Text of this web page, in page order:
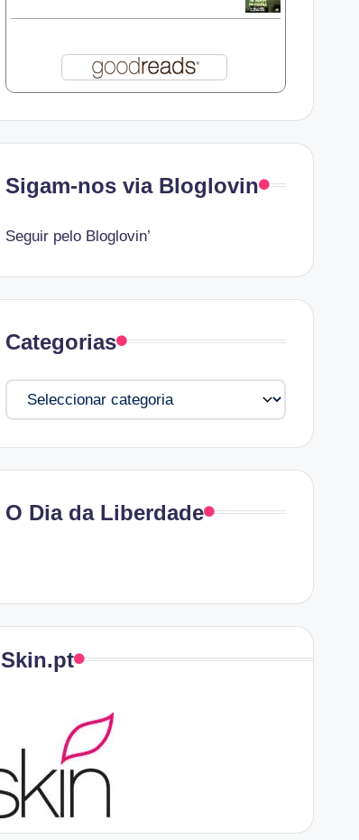
Sigam-nos via Bloglovin
Seguir pelo Bloglovin’
Categorias
Categorias
O Dia da Liberdade
Skin.pt